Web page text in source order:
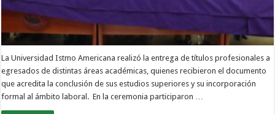
La Universidad Istmo Americana realizó la entrega de títulos profesionales a
egresados de distintas áreas académicas, quienes recibieron el documento
que acredita la conclusión de sus estudios superiores y su incorporación
formal al ámbito laboral.⁣ ⁣ En la ceremonia participaron …